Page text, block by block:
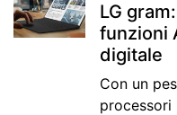
LG
funzioni
digitale
Con un
processori